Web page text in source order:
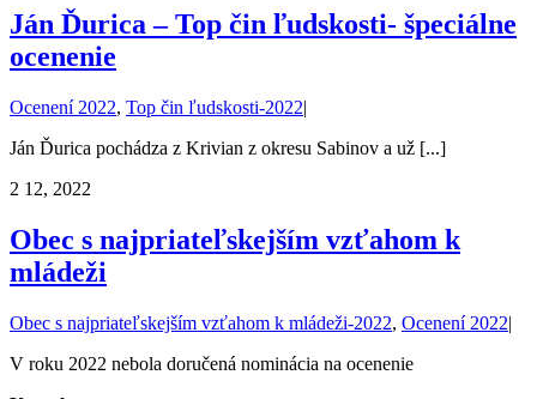
Ján Ďurica – Top čin ľudskosti- špeciálne
ocenenie
Ocenení 2022, Top čin ľudskosti-2022|
Ján Ďurica pochádza z Krivian z okresu Sabinov a už [...]
2 12, 2022
Obec s najpriateľskejším vzťahom k
mládeži
Obec s najpriateľskejším vzťahom k mládeži-2022, Ocenení 2022|
V roku 2022 nebola doručená nominácia na ocenenie